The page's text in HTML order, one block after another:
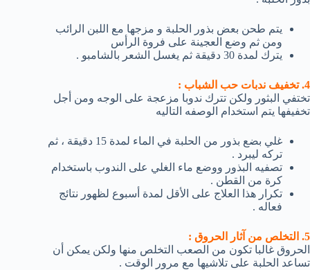
يتم طحن بعض بذور الحلبة و مزجها مع اللبن الرائب
ومن ثم وضع العجينة على فروة الرأس
يترك لمدة 30 دقيقة ثم يغسل الشعر بالشامبو .
4. تخفيف ندبات حب الشباب :
تختفي البثور ولكن تترك ندوبا مزعجة على الوجه ومن أجل
تخفيفها يتم استخدام الوصفه التاليه
غلي بضع بذور من الحلبة في الماء لمدة 15 دقيقة ، ثم
تركه ليبرد .
تصفيه البذور ووضع ماء الغلي على الندوب باستخدام
كرة من القطن .
تكرار هذا العلاج على الأقل لمدة أسبوع لظهور نتائج
فعاله .
5. التخلص من آثار الحروق :
الحروق غالبا تكون من الصعب التخلص منها ولكن يمكن أن
تساعد الحلبة على تلاشيها مع مرور الوقت .